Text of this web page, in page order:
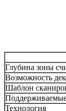
Глубина зоны
Возможность
Шаблон
Технология